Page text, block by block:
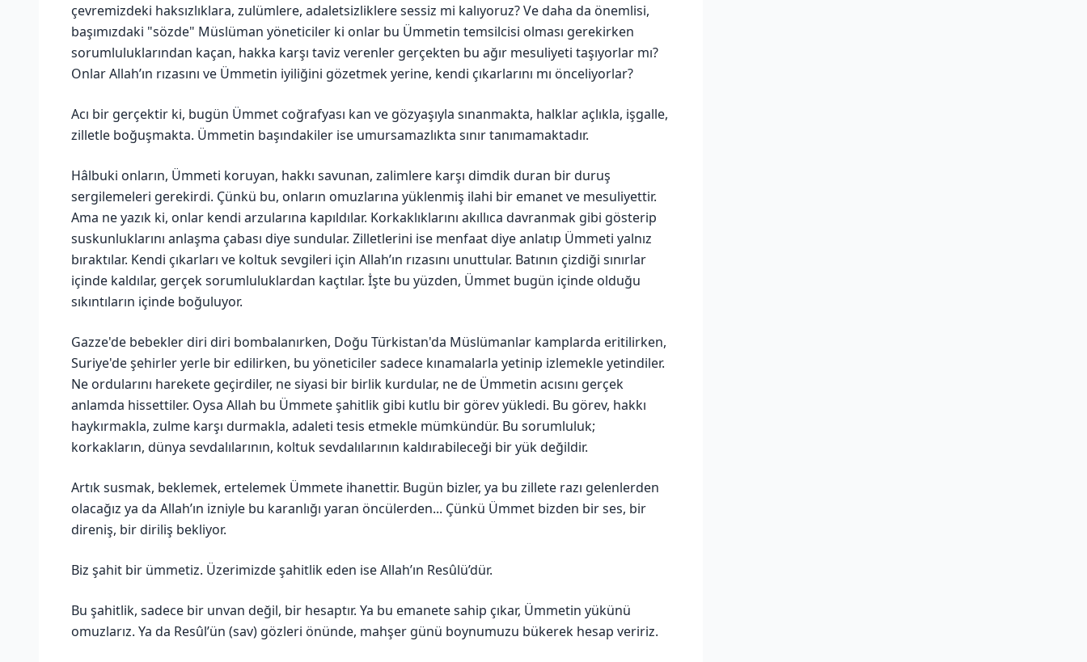
çevremizdeki haksızlıklara, zulümlere, adaletsizliklere sessiz mi kalıyoruz? Ve daha da önemlisi,
başımızdaki "sözde" Müslüman yöneticiler ki onlar bu Ümmetin temsilcisi olması gerekirken
sorumluluklarından kaçan, hakka karşı taviz verenler gerçekten bu ağır mesuliyeti taşıyorlar mı?
Onlar Allah’ın rızasını ve Ümmetin iyiliğini gözetmek yerine, kendi çıkarlarını mı önceliyorlar?
Acı bir gerçektir ki, bugün Ümmet coğrafyası kan ve gözyaşıyla sınanmakta, halklar açlıkla, işgalle,
zilletle boğuşmakta. Ümmetin başındakiler ise umursamazlıkta sınır tanımamaktadır.
Hâlbuki onların, Ümmeti koruyan, hakkı savunan, zalimlere karşı dimdik duran bir duruş
sergilemeleri gerekirdi. Çünkü bu, onların omuzlarına yüklenmiş ilahi bir emanet ve mesuliyettir.
Ama ne yazık ki, onlar kendi arzularına kapıldılar. Korkaklıklarını akıllıca davranmak gibi gösterip
suskunluklarını anlaşma çabası diye sundular. Zilletlerini ise menfaat diye anlatıp Ümmeti yalnız
bıraktılar. Kendi çıkarları ve koltuk sevgileri için Allah’ın rızasını unuttular. Batının çizdiği sınırlar
içinde kaldılar, gerçek sorumluluklardan kaçtılar. İşte bu yüzden, Ümmet bugün içinde olduğu
sıkıntıların içinde boğuluyor.
Gazze'de bebekler diri diri bombalanırken, Doğu Türkistan'da Müslümanlar kamplarda eritilirken,
Suriye'de şehirler yerle bir edilirken, bu yöneticiler sadece kınamalarla yetinip izlemekle yetindiler.
Ne ordularını harekete geçirdiler, ne siyasi bir birlik kurdular, ne de Ümmetin acısını gerçek
anlamda hissettiler. Oysa Allah bu Ümmete şahitlik gibi kutlu bir görev yükledi. Bu görev, hakkı
haykırmakla, zulme karşı durmakla, adaleti tesis etmekle mümkündür. Bu sorumluluk;
korkakların, dünya sevdalılarının, koltuk sevdalılarının kaldırabileceği bir yük değildir.
Artık susmak, beklemek, ertelemek Ümmete ihanettir. Bugün bizler, ya bu zillete razı gelenlerden
olacağız ya da Allah’ın izniyle bu karanlığı yaran öncülerden... Çünkü Ümmet bizden bir ses, bir
direniş, bir diriliş bekliyor.
Biz şahit bir ümmetiz. Üzerimizde şahitlik eden ise Allah’ın Resûlü’dür.
Bu şahitlik, sadece bir unvan değil, bir hesaptır. Ya bu emanete sahip çıkar, Ümmetin yükünü
omuzlarız. Ya da Resûl’ün (sav) gözleri önünde, mahşer günü boynumuzu bükerek hesap veririz.